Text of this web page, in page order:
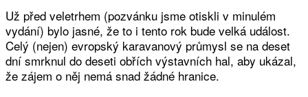
Už před veletrhem (pozvánku jsme otiskli v minulém
vydání) bylo jasné, že to i tento rok bude velká událost.
Celý (nejen) evropský karavanový průmysl se na deset
dní smrknul do deseti obřích výstavních hal, aby ukázal,
že zájem o něj nemá snad žádné hranice.